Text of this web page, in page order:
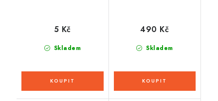
Skladem
5 Kč
Skladem
490 Kč